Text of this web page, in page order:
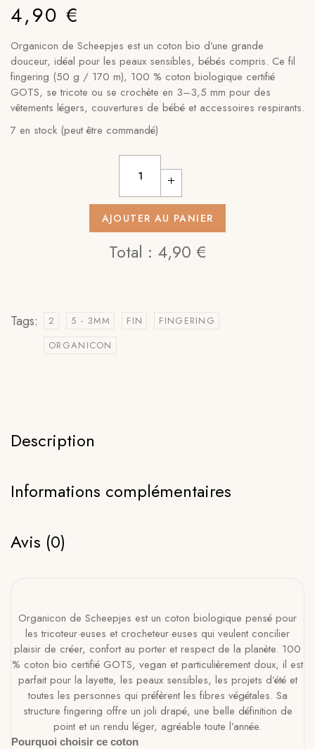
4,90 €
Organicon de Scheepjes est un coton bio d’une grande
douceur, idéal pour les peaux sensibles, bébés compris. Ce fil
fingering (50 g / 170 m), 100 % coton biologique certifié
GOTS, se tricote ou se crochète en 3–3,5 mm pour des
vêtements légers, couvertures de bébé et accessoires respirants.
7 en stock (peut être commandé)
AJOUTER AU PANIER
Total : 4,90 €
Tags: 2 5 - 3MM FIN
FINGERING
ORGANICON
Description
Informations complémentaires
Avis (0)
Organicon de Scheepjes est un coton biologique pensé pour
les tricoteur·euses et crocheteur·euses qui veulent concilier
plaisir de créer, confort au porter et respect de la planète. 100
% coton bio certifié GOTS, vegan et particulièrement doux, il est
parfait pour la layette, les peaux sensibles, les projets d’été et
toutes les personnes qui préfèrent les fibres végétales. Sa
structure fingering offre un joli drapé, une belle définition de
point et un rendu léger, agréable toute l’année.
Pourquoi choisir ce coton